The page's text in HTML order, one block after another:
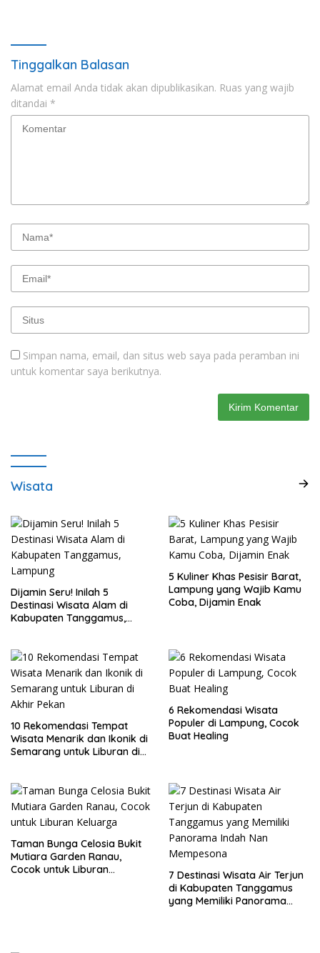
Tinggalkan Balasan
Alamat email Anda tidak akan dipublikasikan. Ruas yang wajib
ditandai *
Simpan nama, email, dan situs web saya pada peramban ini
untuk komentar saya berikutnya.
Wisata
Dijamin Seru! Inilah 5
Destinasi Wisata Alam di
Kabupaten Tanggamus,
5 Kuliner Khas Pesisir Barat,
Lampung yang Wajib Kamu
Coba, Dijamin Enak
10 Rekomendasi Tempat
Wisata Menarik dan Ikonik di
Semarang untuk Liburan di
6 Rekomendasi Wisata
Populer di Lampung, Cocok
Buat Healing
Taman Bunga Celosia Bukit
Mutiara Garden Ranau,
Cocok untuk Liburan
7 Destinasi Wisata Air Terjun
di Kabupaten Tanggamus
yang Memiliki Panorama